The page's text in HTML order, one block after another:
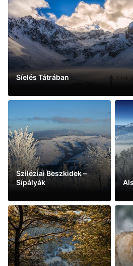
Síelés Tátrában
See more
Sziléziai Beszkidek –
Sípályák
See more